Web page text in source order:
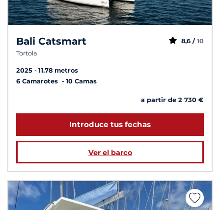
Bali Catsmart
Tortola
8,6 / 10
2025
11.78 metros
6 Camarotes
10 Camas
a partir de 2 730 €
Introduce tus fechas
Ver el barco